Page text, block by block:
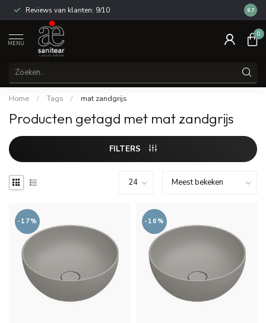
Reviews van klanten: 9/10 14
8.7
MENU
0
Home / Tags / mat zandgrijs
Producten getagd met mat zandgrijs
FILTERS
-17% -16%